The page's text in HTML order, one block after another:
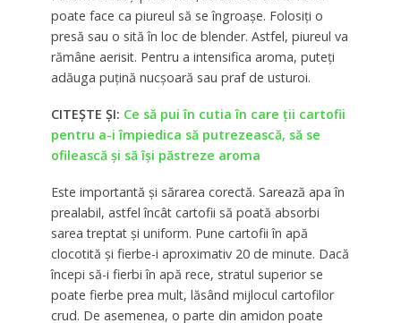
poate face ca piureul să se îngroașe. Folosiți o
presă sau o sită în loc de blender. Astfel, piureul va
rămâne aerisit. Pentru a intensifica aroma, puteți
adăuga puțină nucșoară sau praf de usturoi.
CITEȘTE ȘI: Ce să pui în cutia în care ții cartofii
pentru a-i împiedica să putrezească, să se
ofilească și să își păstreze aroma
Este importantă și sărarea corectă. Sarează apa în
prealabil, astfel încât cartofii să poată absorbi
sarea treptat și uniform. Pune cartofii în apă
clocotită și fierbe-i aproximativ 20 de minute. Dacă
începi să-i fierbi în apă rece, stratul superior se
poate fierbe prea mult, lăsând mijlocul cartofilor
crud. De asemenea, o parte din amidon poate